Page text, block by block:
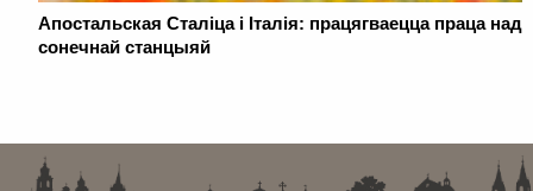
Апостальская Сталіца і Італія: працягваецца праца над
сонечнай станцыяй